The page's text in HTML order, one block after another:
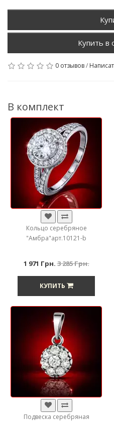
0 отзывов/
В комплект
Кольцо серебряное
"Амбра"арт.10121-b
1 971 Грн.3 285 Грн.
КУПИТЬ
Подвеска серебряная